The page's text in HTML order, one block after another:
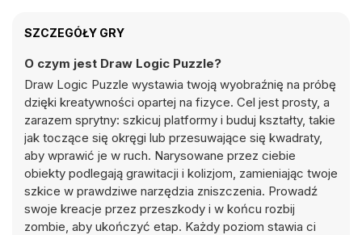
SZCZEGÓŁY GRY
O czym jest Draw Logic Puzzle?
Draw Logic Puzzle wystawia twoją wyobraźnię na próbę
dzięki kreatywności opartej na fizyce. Cel jest prosty, a
zarazem sprytny: szkicuj platformy i buduj kształty, takie
jak toczące się okręgi lub przesuwające się kwadraty,
aby wprawić je w ruch. Narysowane przez ciebie
obiekty podlegają grawitacji i kolizjom, zamieniając twoje
szkice w prawdziwe narzędzia zniszczenia. Prowadź
swoje kreacje przez przeszkody i w końcu rozbij
zombie, aby ukończyć etap. Każdy poziom stawia ci